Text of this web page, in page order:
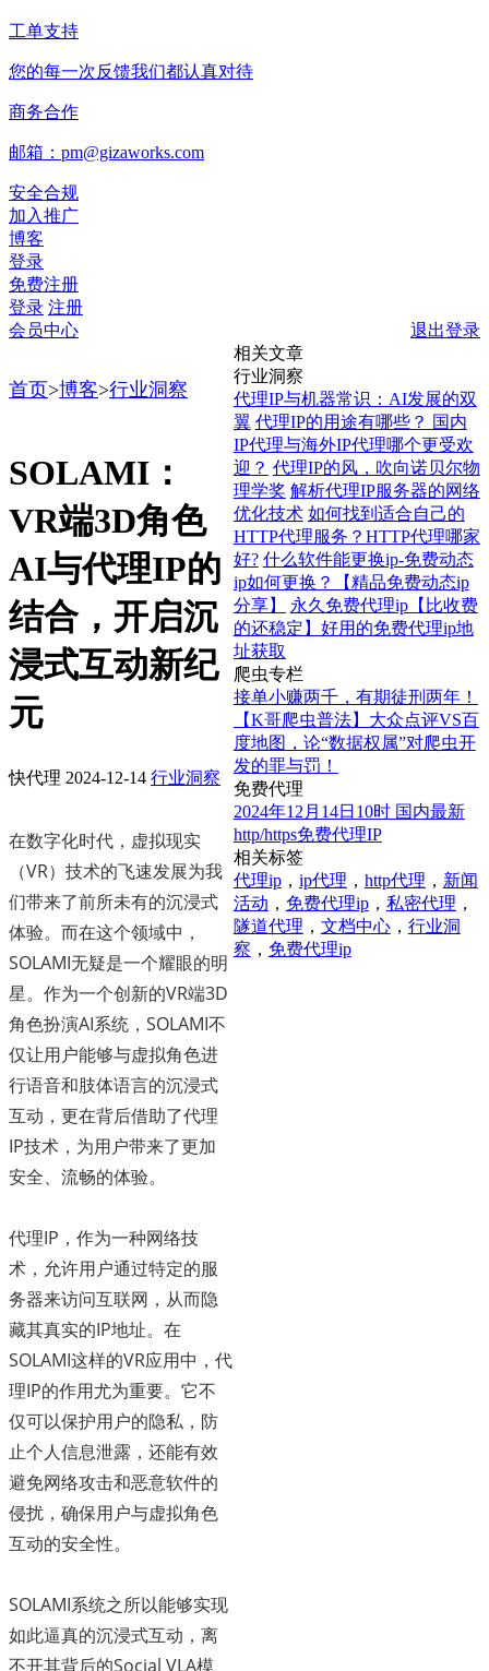
工单支持
您的每一次反馈我们都认真对待
商务合作
邮箱：pm@gizaworks.com
安全合规
加入推广
博客
登录
免费注册
登录 注册
会员中心
退出登录
首页>博客>行业洞察
SOLAMI：
VR端3D角色
AI与代理IP的
结合，开启沉
浸式互动新纪
元
快代理 2024-12-14 行业洞察
在数字化时代，虚拟现实
（VR）技术的飞速发展为我
们带来了前所未有的沉浸式
体验。而在这个领域中，
SOLAMI无疑是一个耀眼的明
星。作为一个创新的VR端3D
角色扮演AI系统，SOLAMI不
仅让用户能够与虚拟角色进
行语音和肢体语言的沉浸式
互动，更在背后借助了代理
IP技术，为用户带来了更加
安全、流畅的体验。
代理IP，作为一种网络技
术，允许用户通过特定的服
务器来访问互联网，从而隐
藏其真实的IP地址。在
SOLAMI这样的VR应用中，代
理IP的作用尤为重要。它不
仅可以保护用户的隐私，防
止个人信息泄露，还能有效
避免网络攻击和恶意软件的
侵扰，确保用户与虚拟角色
互动的安全性。
SOLAMI系统之所以能够实现
如此逼真的沉浸式互动，离
不开其背后的Social VLA模
相关文章
行业洞察
代理IP与机器常识：AI发展的双
翼 代理IP的用途有哪些？ 国内
IP代理与海外IP代理哪个更受欢
迎？ 代理IP的风，吹向诺贝尔物
理学奖 解析代理IP服务器的网络
优化技术 如何找到适合自己的
HTTP代理服务？HTTP代理哪家
好? 什么软件能更换ip-免费动态
ip如何更换？【精品免费动态ip
分享】
永久免费代理ip【比收费
的还稳定】好用的免费代理ip地
址获取
爬虫专栏
接单小赚两千，有期徒刑两年！
【K哥爬虫普法】大众点评VS百
度地图，论“数据权属”对爬虫开
发的罪与罚！
免费代理
2024年12月14日10时 国内最新
http/https免费代理IP
相关标签
代理ip， ip代理 ， http代理 ， 新闻
活动 ， 免费代理ip， 私密代理 ，
隧道代理 ， 文档中心， 行业洞
察 ， 免费代理ip